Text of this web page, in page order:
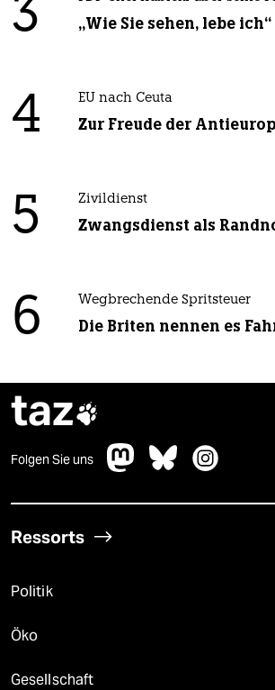
3 „Wie Sie sehen, lebe ich“
4 EU nach Ceuta
Zur Freude der
5 Zivildienst
Zwangsdienst als
6 Wegbrechende Spritsteuer
Die Briten nennen es
taz
Folgen Sie uns
Ressorts
Politik
Öko
Gesellschaft